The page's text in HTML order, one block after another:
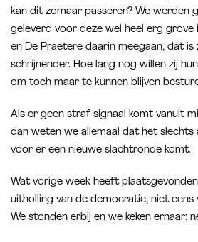
kan dit zomaar passeren? We werden
geleverd voor deze wel heel erg grove
en De Praetere daarin meegaan, dat is
schrijnender. Hoe lang nog willen zij
om toch maar te kunnen blijven
Als er geen straf signaal komt vanuit
dan weten we allemaal dat het
voor er een nieuwe slachtronde komt.
Wat vorige week heeft
uitholling van de democratie, niet eens
We stonden erbij en we keken ernaar: